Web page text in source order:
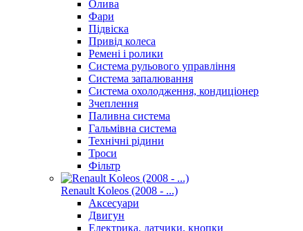
Олива
Фари
Підвіска
Привід колеса
Ремені і ролики
Система рульового управління
Система запалювання
Система охолодження, кондиціонер
Зчеплення
Паливна система
Гальмівна система
Технічні рідини
Троси
Фільтр
Renault Koleos (2008 - ...)
Аксесуари
Двигун
Електрика, датчики, кнопки